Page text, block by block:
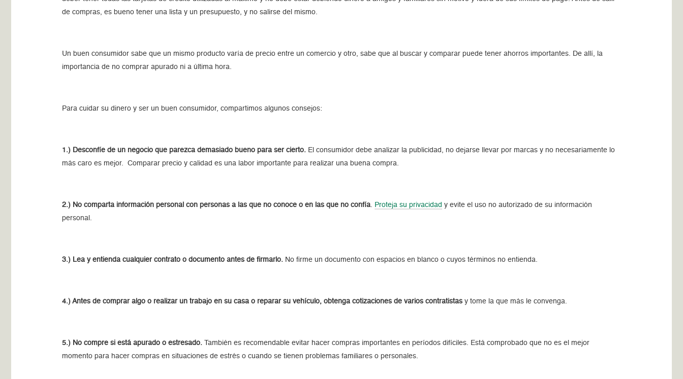
de compras, es bueno tener una lista y un presupuesto, y no salirse del mismo.
Un buen consumidor sabe que un mismo producto varía de precio entre un comercio y otro, sabe que al buscar y comparar puede tener ahorros importantes. De allí, la
importancia de no comprar apurado ni a última hora.
Para cuidar su dinero y ser un buen consumidor, compartimos algunos consejos:
1.) Desconfíe de un negocio que parezca demasiado bueno para ser cierto. El consumidor debe analizar la publicidad, no dejarse llevar por marcas y no necesariamente lo
más caro es mejor. Comparar precio y calidad es una labor importante para realizar una buena compra.
2.) No comparta información personal con personas a las que no conoce o en las que no confía Proteja su privacidad y evite el uso no autorizado de su información
personal.
3.) Lea y entienda cualquier contrato o documento antes de firmarlo. No firme un documento con espacios en blanco o cuyos términos no entienda.
4.) Antes de comprar algo o realizar un trabajo en su casa o reparar su vehículo, obtenga cotizaciones de varios contratistas y tome la que más le convenga.
5.) No compre si está apurado o estresado. También es recomendable evitar hacer compras importantes en períodos difíciles. Está comprobado que no es el mejor
momento para hacer compras en situaciones de estrés o cuando se tienen problemas familiares o personales.